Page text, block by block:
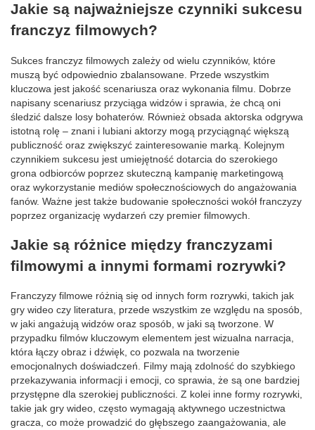
Jakie są najważniejsze czynniki sukcesu
franczyz filmowych?
Sukces franczyz filmowych zależy od wielu czynników, które
muszą być odpowiednio zbalansowane. Przede wszystkim
kluczowa jest jakość scenariusza oraz wykonania filmu. Dobrze
napisany scenariusz przyciąga widzów i sprawia, że chcą oni
śledzić dalsze losy bohaterów. Również obsada aktorska odgrywa
istotną rolę – znani i lubiani aktorzy mogą przyciągnąć większą
publiczność oraz zwiększyć zainteresowanie marką. Kolejnym
czynnikiem sukcesu jest umiejętność dotarcia do szerokiego
grona odbiorców poprzez skuteczną kampanię marketingową
oraz wykorzystanie mediów społecznościowych do angażowania
fanów. Ważne jest także budowanie społeczności wokół franczyzy
poprzez organizację wydarzeń czy premier filmowych.
Jakie są różnice między franczyzami
filmowymi a innymi formami rozrywki?
Franczyzy filmowe różnią się od innych form rozrywki, takich jak
gry wideo czy literatura, przede wszystkim ze względu na sposób,
w jaki angażują widzów oraz sposób, w jaki są tworzone. W
przypadku filmów kluczowym elementem jest wizualna narracja,
która łączy obraz i dźwięk, co pozwala na tworzenie
emocjonalnych doświadczeń. Filmy mają zdolność do szybkiego
przekazywania informacji i emocji, co sprawia, że są one bardziej
przystępne dla szerokiej publiczności. Z kolei inne formy rozrywki,
takie jak gry wideo, często wymagają aktywnego uczestnictwa
gracza, co może prowadzić do głębszego zaangażowania, ale